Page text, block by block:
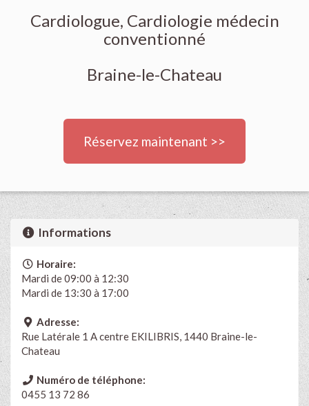
Cardiologue, Cardiologie médecin
conventionné
Braine-le-Chateau
Réservez maintenant >>
Informations
Horaire:
Mardi de 09:00 à 12:30
Mardi de 13:30 à 17:00
Adresse:
Rue Latérale 1 A centre EKILIBRIS, 1440 Braine-le-
Chateau
Numéro de téléphone:
0455 13 72 86